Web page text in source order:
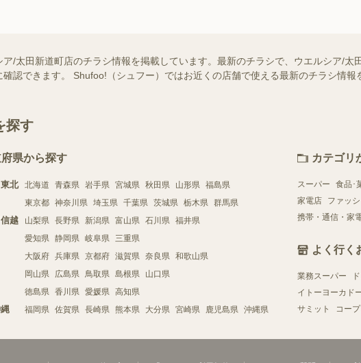
ア/太田新道町店のチラシ情報を掲載しています。最新のチラシで、ウエルシア/
確認できます。 Shufoo!（シュフー）ではお近くの店舗で使える最新のチラシ情
探す
県から探す
北 北海道 青森県 岩手県 宮城県 秋田県 山形県 福島県
東京都 神奈川県 埼玉県 千葉県 茨城県 栃木県 群馬県
越 山梨県 長野県 新潟県 富山県 石川県 福井県
愛知県 静岡県 岐阜県 三重県
大阪府 兵庫県 京都府 滋賀県 奈良県 和歌山県
岡山県 広島県 鳥取県 島根県 山口県
徳島県 香川県 愛媛県 高知県
福岡県 佐賀県 長崎県 熊本県 大分県 宮崎県 鹿児島県 沖縄県
カテゴリ
スーパー 食品･
家電店
ファッ
携帯・通信・家
よく行く
業務スーパー
イトーヨーカド
サミット
コー